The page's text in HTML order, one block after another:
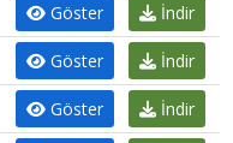
Göster İndir
Göster İndir
Göster İndir